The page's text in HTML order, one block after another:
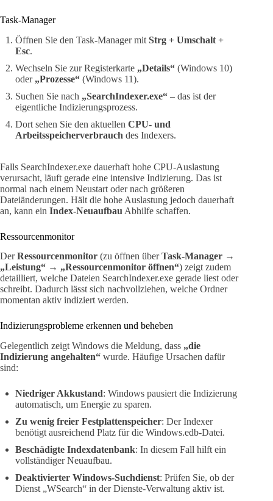
Task-Manager
Öffnen Sie den Task-Manager mit Strg + Umschalt +
Esc.
Wechseln Sie zur Registerkarte „Details“ (Windows 10)
oder „Prozesse“ (Windows 11).
Suchen Sie nach „SearchIndexer.exe“ – das ist der
eigentliche Indizierungsprozess.
Dort sehen Sie den aktuellen CPU- und
Arbeitsspeicherverbrauch des Indexers.
Falls SearchIndexer.exe dauerhaft hohe CPU-Auslastung
verursacht, läuft gerade eine intensive Indizierung. Das ist
normal nach einem Neustart oder nach größeren
Dateiänderungen. Hält die hohe Auslastung jedoch dauerhaft
an, kann ein Index-Neuaufbau Abhilfe schaffen.
Ressourcenmonitor
DerRessourcenmonitor (zu öffnen überTask-Manager →
„Leistung“ → „Ressourcenmonitor öffnen“) zeigt zudem
detailliert, welche Dateien SearchIndexer.exe gerade liest oder
schreibt. Dadurch lässt sich nachvollziehen, welche Ordner
momentan aktiv indiziert werden.
Indizierungsprobleme erkennen und beheben
Gelegentlich zeigt Windows die Meldung, dass „die
Indizierung angehalten“ wurde. Häufige Ursachen dafür
sind:
Niedriger Akkustand: Windows pausiert die Indizierung
automatisch, um Energie zu sparen.
Zu wenig freier Festplattenspeicher: Der Indexer
benötigt ausreichend Platz für die Windows.edb-Datei.
Beschädigte Indexdatenbank: In diesem Fall hilft ein
vollständiger Neuaufbau.
Deaktivierter Windows-Suchdienst: Prüfen Sie, ob der
Dienst „WSearch“ in der Dienste-Verwaltung aktiv ist.